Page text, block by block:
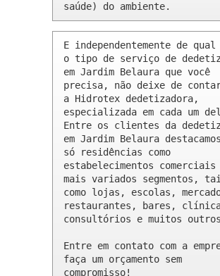
saúde) do ambiente.
E independentemente de
o tipo de serviço de
em Jardim Belaura que você
precisa, não deixe de contar
a Hidrotex dedetizadora,
especializada em cada um
Entre os clientes da
em Jardim Belaura
só residências como
estabelecimentos comerciais
mais variados segmentos,
como lojas, escolas,
restaurantes, bares,
consultórios e muitos
Entre em contato com a
faça um orçamento sem
compromisso!